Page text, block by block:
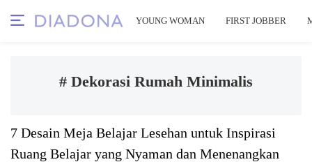
YOUNG WOMAN FIRST JOBBER
# Dekorasi Rumah Minimalis
7 Desain Meja Belajar Lesehan untuk Inspirasi
Ruang Belajar yang Nyaman dan Menenangkan